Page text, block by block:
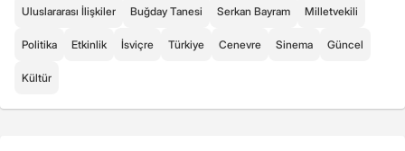
Uluslararası İlişkiler Buğday Tanesi Serkan Bayram Milletvekili
Politika Etkinlik İsviçre Türkiye Cenevre Sinema Güncel
Kültür